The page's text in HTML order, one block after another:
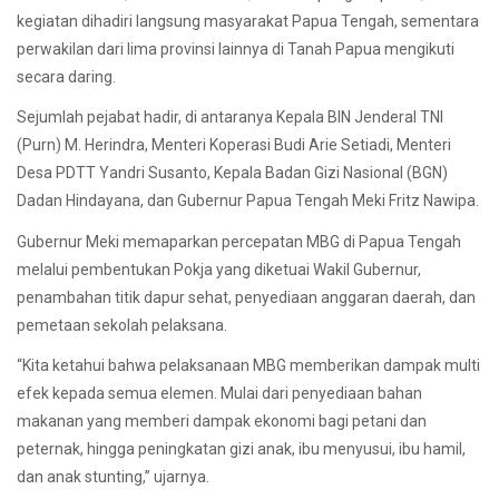
kegiatan dihadiri langsung masyarakat Papua Tengah, sementara
perwakilan dari lima provinsi lainnya di Tanah Papua mengikuti
secara daring.
Sejumlah pejabat hadir, di antaranya Kepala BIN Jenderal TNI
(Purn) M. Herindra, Menteri Koperasi Budi Arie Setiadi, Menteri
Desa PDTT Yandri Susanto, Kepala Badan Gizi Nasional (BGN)
Dadan Hindayana, dan Gubernur Papua Tengah Meki Fritz Nawipa.
Gubernur Meki memaparkan percepatan MBG di Papua Tengah
melalui pembentukan Pokja yang diketuai Wakil Gubernur,
penambahan titik dapur sehat, penyediaan anggaran daerah, dan
pemetaan sekolah pelaksana.
“Kita ketahui bahwa pelaksanaan MBG memberikan dampak multi
efek kepada semua elemen. Mulai dari penyediaan bahan
makanan yang memberi dampak ekonomi bagi petani dan
peternak, hingga peningkatan gizi anak, ibu menyusui, ibu hamil,
dan anak stunting,” ujarnya.